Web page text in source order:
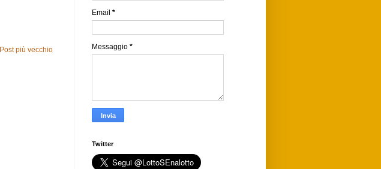
Post più vecchio
Email *
Messaggio *
Twitter